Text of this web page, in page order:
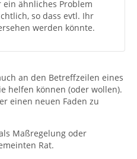
ähnliches Problem
so dass evtl. Ihr
werden könnte.
an den Betreffzeilen eines
helfen können (oder wollen).
einen neuen Faden zu
Maßregelung oder
Rat.